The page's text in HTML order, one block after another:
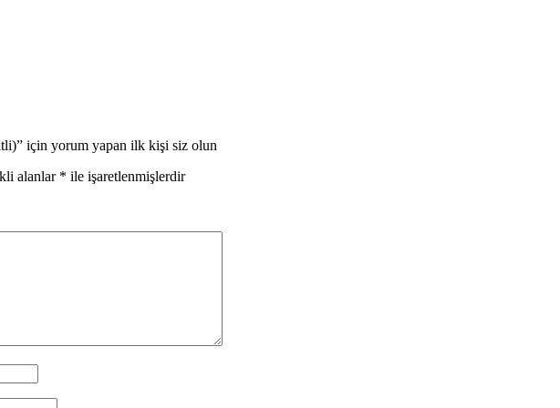
için yorum yapan ilk kişi siz olun
alanlar * ile işaretlenmişlerdir